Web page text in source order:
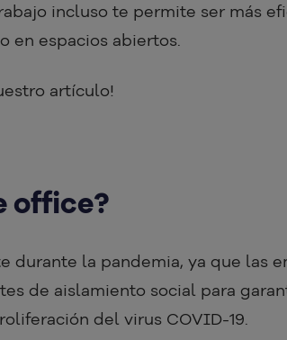
incluso te permite ser más
en espacios abiertos.
artículo!
office?
la pandemia, ya que las
de aislamiento social para
del virus COVID-19.